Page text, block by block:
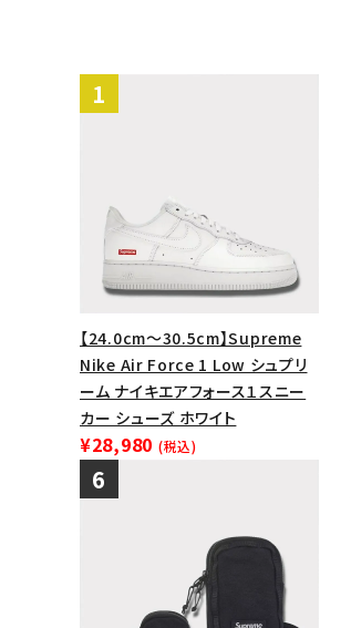
【24.0cm～30.5cm】Supreme
Nike Air Force 1 Low シュプリ
ーム ナイキエアフォース１スニー
カー シューズ ホワイト
¥28,980 (税込)